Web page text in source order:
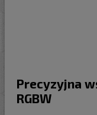
Precyzyjna
RGBW